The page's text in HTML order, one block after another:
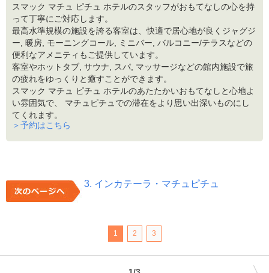
スマック マチュ ピチュ ホテルのスタッフがおもてなしの心を持
って丁寧にご対応します。
最高水準規模の施設を誇る客室は、快適で居心地が良くジャグジ
ー, 暖房, モーニングコール, ミニバー, バルコニー/テラスなどの
便利なアメニティもご提供しています。
客室やホットタブ, サウナ, スパ, マッサージなどの館内施設で旅
の疲れをゆっくりと癒すことができます。
スマック マチュ ピチュ ホテルのあたたかいおもてなしと心地よ
い雰囲気で、 マチュピチュでの滞在をより思い出深いものにし
てくれます。
＞予約はこちら
3. インカテーラ・マチュピチュ
1 2 3